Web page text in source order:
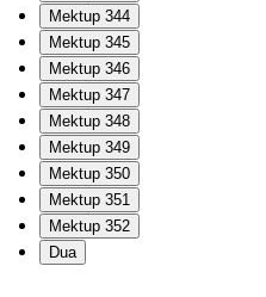
Mektup 344
Mektup 345
Mektup 346
Mektup 347
Mektup 348
Mektup 349
Mektup 350
Mektup 351
Mektup 352
Dua